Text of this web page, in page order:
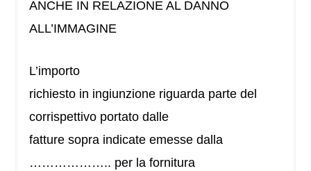
ANCHE IN RELAZIONE AL DANNO
ALL’IMMAGINE
L’importo
richiesto in ingiunzione riguarda parte del
corrispettivo portato dalle
fatture sopra indicate emesse dalla
……………….. per la fornitura